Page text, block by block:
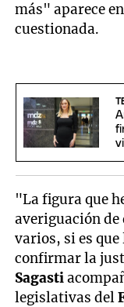
más" aparece
cuestionada.
"La figura que
averiguación
varios, si es que
confirmar la
Sagasti
legislativas del